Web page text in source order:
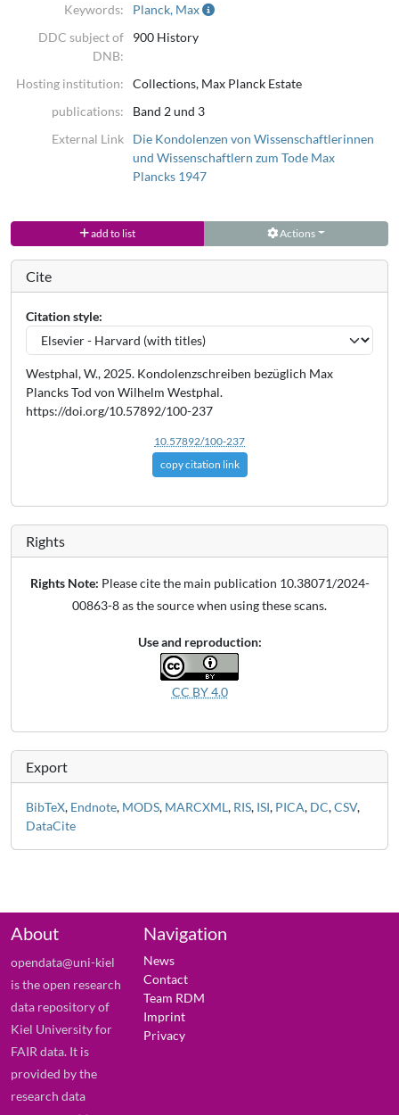
Keywords:
Planck, Max
DDC subject of
DNB:
900 History
Hosting institution:
Collections, Max Planck Estate
publications:
Band 2 und 3
External Link
Die Kondolenzen von Wissenschaftlerinnen
und Wissenschaftlern zum Tode Max
Plancks 1947
add to list Actions
Cite
Citation style:
Westphal, W., 2025. Kondolenzschreiben bezüglich Max
Plancks Tod von Wilhelm Westphal.
https://doi.org/10.57892/100-237
10.57892/100-237
copy citation link
Rights
Rights Note: Please cite the main publication 10.38071/2024-
00863-8 as the source when using these scans.
Use and reproduction:
CC BY 4.0
Export
BibTeX, Endnote, MODS, MARCXML, RIS, ISI, PICA, DC,CSV,
DataCite
About
opendata@uni-kiel
is the open research
data repository of
Kiel University for
FAIR data. It is
provided by the
research data
Navigation
News
Contact
Team RDM
Imprint
Privacy